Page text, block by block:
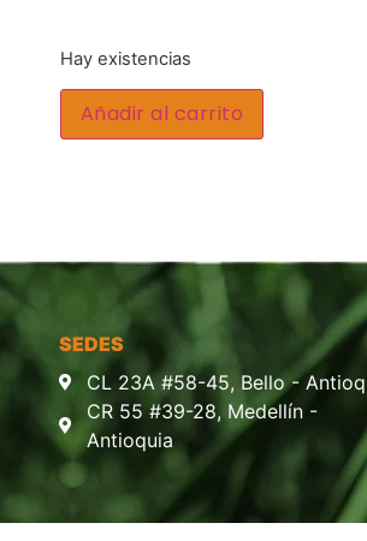
Hay existencias
Añadir al carrito
SEDES
CL 23A #58-45, Bello -
CR 55 #39-28, Medellín -
Antioquia